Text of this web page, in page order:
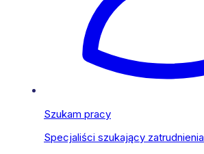
Szukam pracy
Specjaliści szukający zatrudnienia